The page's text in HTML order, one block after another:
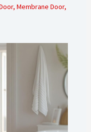
, Membrane Door,